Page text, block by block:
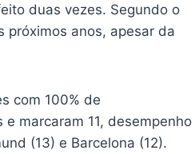
duas vezes. Segundo o
próximos anos, apesar da
com 100% de
marcaram 11, desempenho
(13) e Barcelona (12).